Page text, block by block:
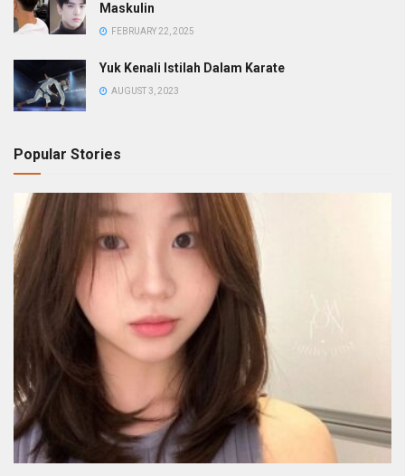
Maskulin
FEBRUARY 22, 2025
Yuk Kenali Istilah Dalam Karate
AUGUST 3, 2023
Popular Stories